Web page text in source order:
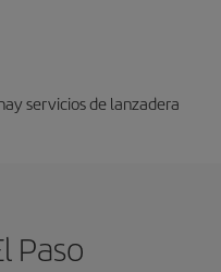
servicios de lanzadera
Paso